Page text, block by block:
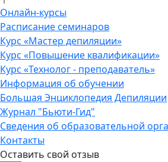
Онлайн-курсы
Расписание семинаров
Курс «Мастер депиляции»
Курс «Повышение квалификации»
Курс «Технолог - преподаватель»
Информация об обучении
Большая Энциклопедия Депиляции
Журнал "Бьюти-Гид"
Сведения об образовательной
Контакты
Оставить свой отзыв